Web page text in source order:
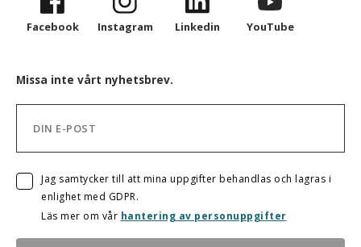
Facebook Instagram Linkedin YouTube
Missa inte vårt nyhetsbrev.
Jag samtycker till att mina uppgifter behandlas och lagras i
enlighet med GDPR.
Läs mer om vår hantering av personuppgifter